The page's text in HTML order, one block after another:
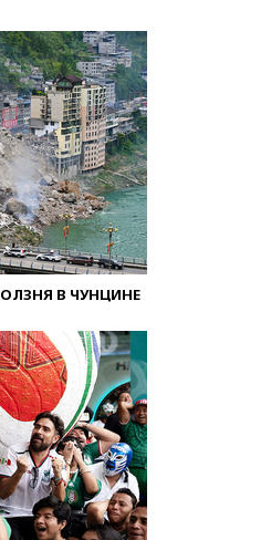
В ЧУНЦИНЕ